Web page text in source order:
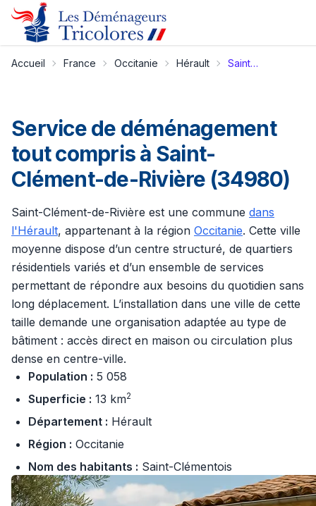
Accueil France Occitanie Hérault Saint-Clément-de-Rivière
Service de déménagement
tout compris à Saint-
Clément-de-Rivière (34980)
Saint-Clément-de-Rivière est une commune dans
l'Hérault, appartenant à la région Occitanie. Cette ville
moyenne dispose d’un centre structuré, de quartiers
résidentiels variés et d’un ensemble de services
permettant de répondre aux besoins du quotidien sans
long déplacement. L’installation dans une ville de cette
taille demande une organisation adaptée au type de
bâtiment : accès direct en maison ou circulation plus
dense en centre-ville.
Population : 5 058
Superficie : 13 km2
Département : Hérault
Région : Occitanie
Nom des habitants : Saint-Clémentois